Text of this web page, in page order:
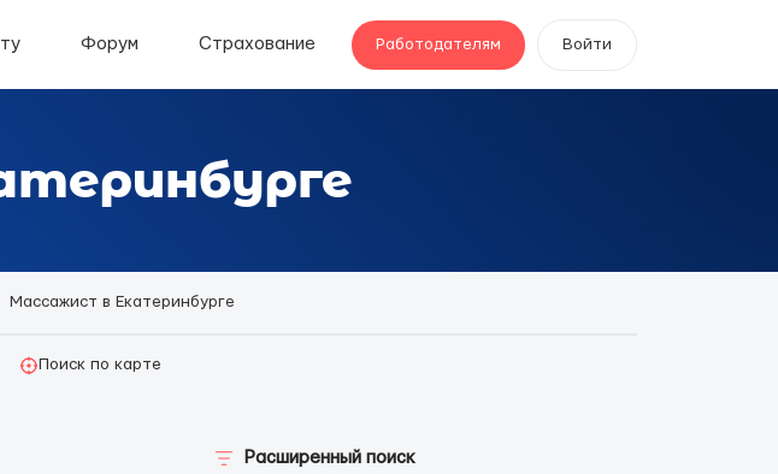
Форум Страхование Работодателям Войти
Массажист в Екатеринбурге
Поиск по карте
Расширенный поиск